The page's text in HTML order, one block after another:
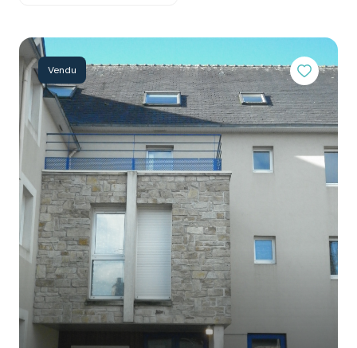
LOCATIONS
ESTIMATION
NOTRE
ÉQUIPE
CONTACT
Vendu